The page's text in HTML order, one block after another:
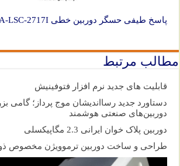
پاسخ طیفی حسگر دوربین خطی RA-LSC-2717I
مطالب مرتبط
قابلیت های جدید نرم افزار فتوفینیش
دستاورد جدید رسااندیشان موج پرداز؛ گامی
دوربین‌های صنعتی هوشمند
دوربین پلاک خوان ایرانی 2.3 مگاپیکسلی
طراحی و ساخت دوربین ترموویژن مخصوص